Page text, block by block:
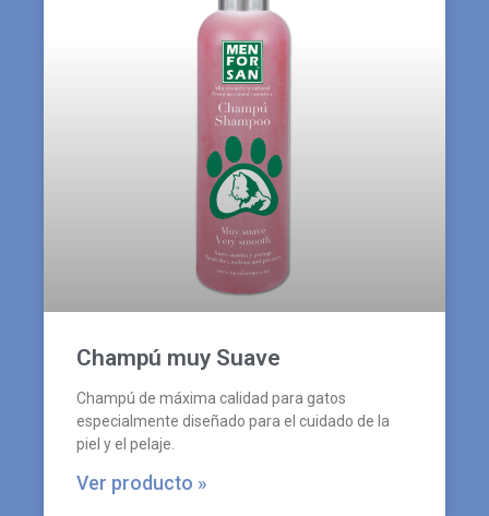
Champú muy Suave
Champú de máxima calidad para gatos
especialmente diseñado para el cuidado de la
piel y el pelaje.
Ver producto »